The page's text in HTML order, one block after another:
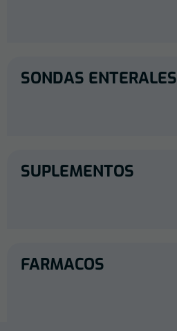
SONDAS ENTERALES
SUPLEMENTOS
FARMACOS